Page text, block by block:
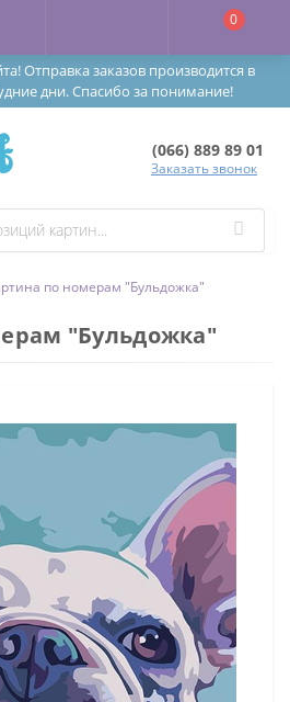
Отправка заказов производится в
дни. Спасибо за понимание!
0
(066) 889 89 01
Заказать звонок
по номерам "Бульдожка"
"Бульдожка"